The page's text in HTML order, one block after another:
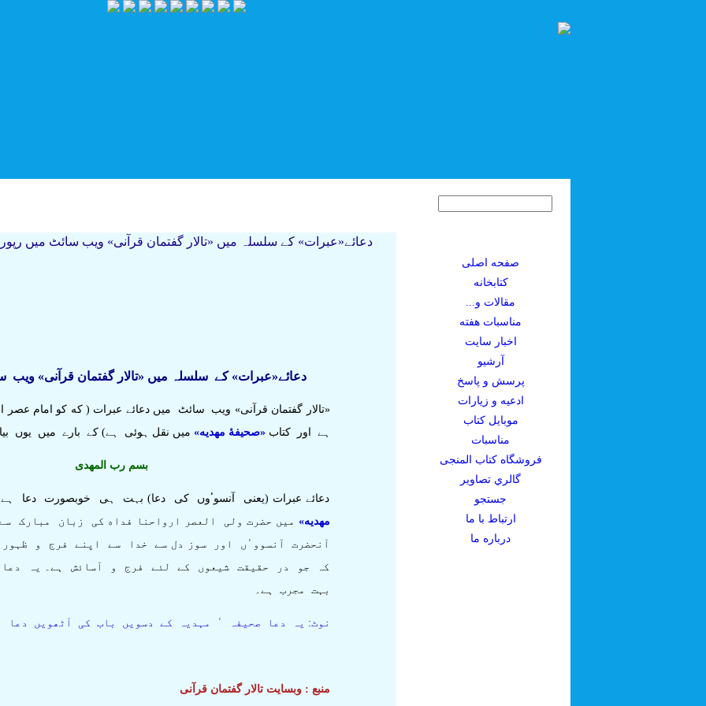
دعائے«عبرات» کے سلسلہ میں «تالار گفتمان قرآنی» ویب سائٹ میں
دعائے«عبرات» کے سلسلہ میں «تالار گفتمان قرآنی» ویب
«تالار گفتمان قرآنی» ویب سائٹ میں دعائے عبرات ( که کو امام عصر
ہے اور کتاب«صحيفهٔ مهديه» میں نقل ہوئی ہے) کے بارے میں یوں
بسم رب المهدی
دعائے عبرات (یعنی آنسوٴوں کی دعا) بہت ہی خوبصورت دعا
مهدیه» میں حضرت ولی العصر ارواحنا فداه کی زبان مبارک
آنحضرت آنسووٴں اور سوز دل سے خدا سے اپنے فرج و
کہ جو در حقیقت شیعوں کے لئے فرج و آسائش ہے۔ یہ دعا
بہت مجرب ہے۔
نوٹ: یہ دعا صحیفہ ٴ مہدیہ کے دسویں باب کی آٹھویں دعا
منبع : وبسایت تالار گفتمان قرآنی
صفحه اصلی
کتابخانه
مقالات و...
مناسبات هفته
اخبار سايت
آرشيو
پرسش و پاسخ
ادعيه و زيارات
موبايل کتاب
مناسبات
فروشگاه کتاب المنجی
گالري تصاوير
جستجو
ارتباط با ما
درباره ما